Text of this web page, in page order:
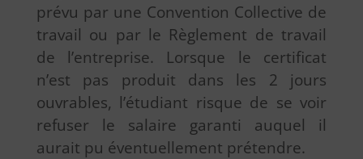
prévu par une Convention Collective de
travail ou par le Règlement de travail
de l’entreprise. Lorsque le certificat
n’est pas produit dans les 2 jours
ouvrables, l’étudiant risque de se voir
refuser le salaire garanti auquel il
aurait pu éventuellement prétendre.